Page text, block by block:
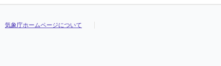
気象庁ホームページについて